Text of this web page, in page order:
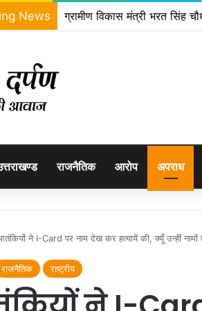
News बैरागीवाला हत्याकांड के फरार
राजनैतिक आरोप अपराध
ने I-Card पर नाम देख कर हत्यायें की, क्यूँ उन्हीं नामों
राजनैतिक राष्ट्रीय